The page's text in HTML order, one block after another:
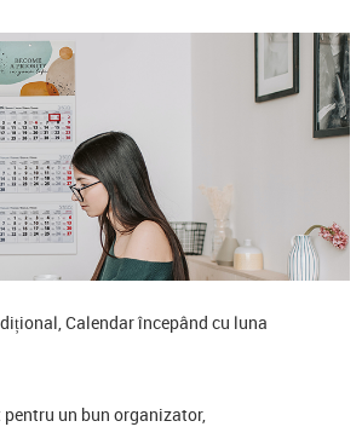
Calendar începând cu luna
un bun organizator,